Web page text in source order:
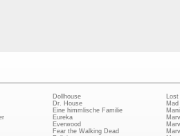
Dollhouse
Dr. House
Eine himmlische Familie
Eureka
Everwood
Fear the Walking Dead
Lost